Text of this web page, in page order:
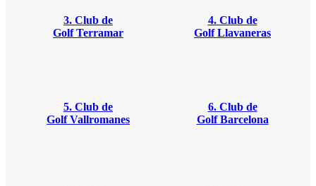
3. Club de
Golf Terramar
4. Club de
Golf Llavaneras
5. Club de
Golf Vallromanes
6. Club de
Golf Barcelona